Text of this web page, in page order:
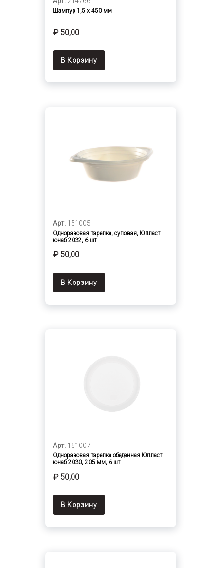
Шампур 1,5 х 450 мм
₽ 50,00
В Корзину
Арт. 151005
Одноразовая тарелка, суповая, Юпласт
юнаб 2032, 6 шт
₽ 50,00
В Корзину
Арт. 151007
Одноразовая тарелка обеденная Юпласт
юнаб 2030, 205 мм, 6 шт
₽ 50,00
В Корзину